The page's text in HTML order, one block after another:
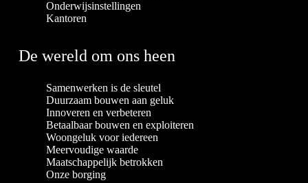
Onderwijsinstellingen
Kantoren
De wereld om ons heen
Samenwerken is de sleutel
Duurzaam bouwen aan geluk
Innoveren en verbeteren
Betaalbaar bouwen en exploiteren
Woongeluk voor iedereen
Meervoudige waarde
Maatschappelijk betrokken
Onze borging